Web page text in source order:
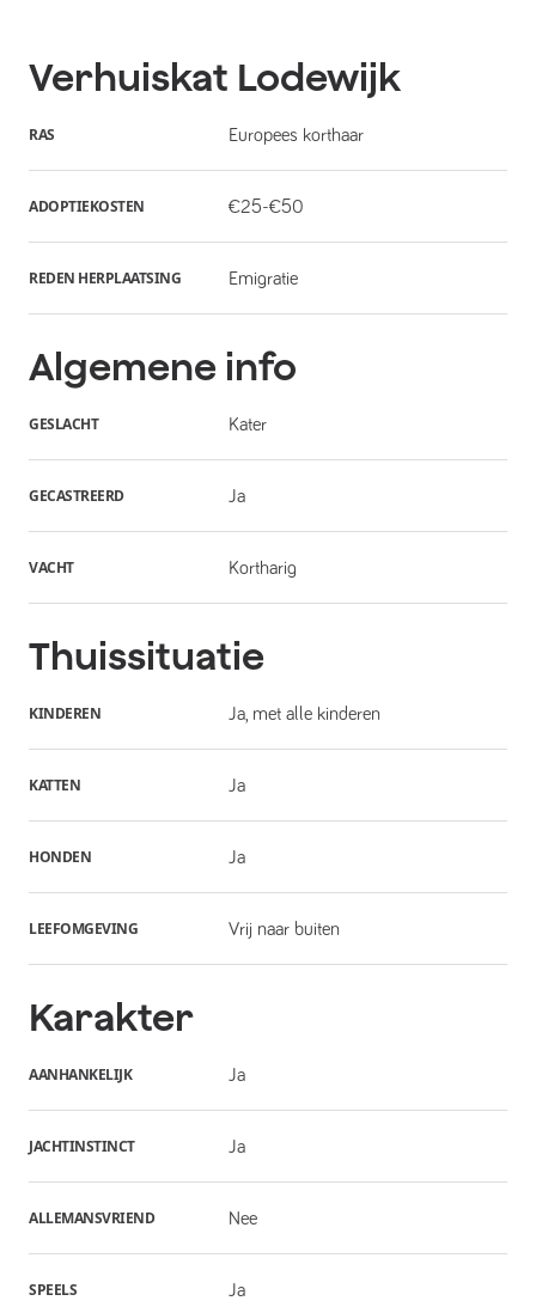
Verhuiskat Lodewijk
RAS Europees korthaar
ADOPTIEKOSTEN €25-€50
REDEN HERPLAATSING Emigratie
Algemene info
GESLACHT Kater
GECASTREERD Ja
VACHT Kortharig
Thuissituatie
KINDEREN Ja, met alle kinderen
KATTEN Ja
HONDEN Ja
LEEFOMGEVING Vrij naar buiten
Karakter
AANHANKELIJK Ja
JACHTINSTINCT Ja
ALLEMANSVRIEND Nee
SPEELS Ja